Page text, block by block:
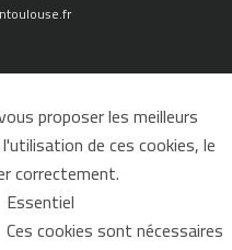
proposer les meilleurs
de ces cookies, le
correctement.
Essentiel
Ces cookies sont nécessaires